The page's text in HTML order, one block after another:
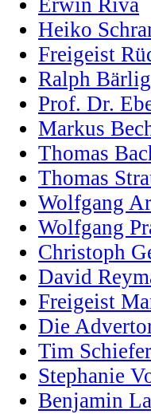
Erwin Riva
Heiko
Freigeist
Ralph
Prof. Dr.
Markus
Thomas
Thomas
Wolfgang
Wolfgang
Christoph
David
Freigeist
Die
Tim
Stephanie
Benjamin